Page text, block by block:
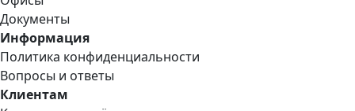
Документы
Информация
Политика конфиденциальности
Вопросы и ответы
Клиентам